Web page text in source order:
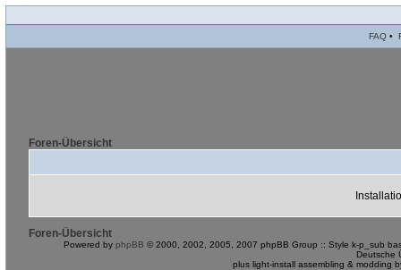
FAQ •
Foren-Übersicht
Foren-Übersicht
Powered by phpBB © 2000, 2002, 2005, 2007 phpBB Group :: Style k-p_sub
Deutsche
plus light-install assembling & modding